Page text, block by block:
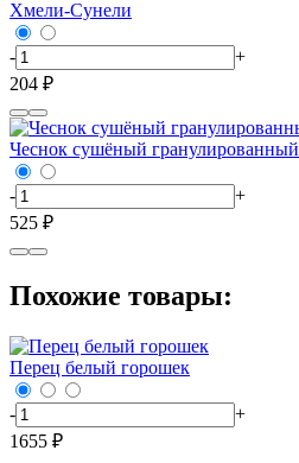
Хмели-Сунели
-
+
204 ₽
Чеснок сушёный гранулированный
-
+
525 ₽
Похожие товары:
Перец белый горошек
-
+
1655 ₽